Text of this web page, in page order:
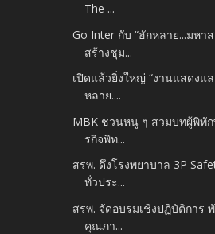
The ...
Go Inter กับ “ฮักหลาย...มหา
สร้างชุม...
เปิดแล้วยิ่งใหญ่ “งานแสดงแ
หลาย....
MBK ชวนหนู ๆ สวมบทผู้พิทั
รกิจพิท...
สรพ. ดึงโรงพยาบาล 3P
ทั่วประ...
สรพ. จัดอบรมเชิงปฏิบัติการ
คุณภา...